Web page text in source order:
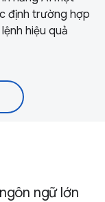
định trường hợp
hiệu quả
ngữ lớn